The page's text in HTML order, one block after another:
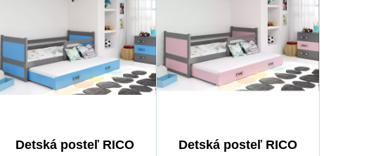
Detská posteľ RICO
Detská posteľ RICO